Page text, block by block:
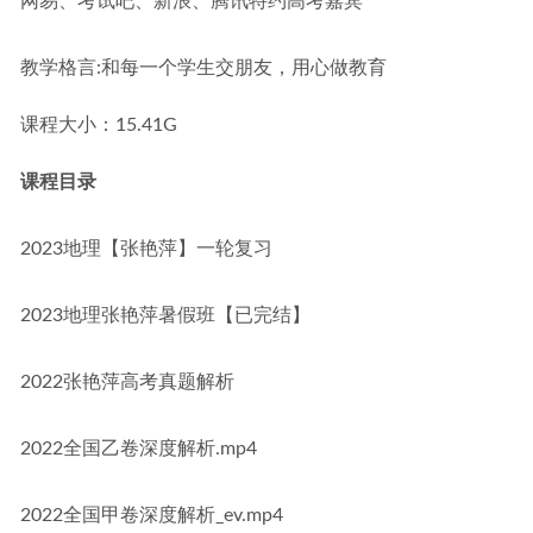
教学格言:和每一个学生交朋友，用心做教育
课程大小：15.41G
课程目录
2023地理【张艳萍】一轮复习
2023地理张艳萍暑假班【已完结】
2022张艳萍高考真题解析
2022全国乙卷深度解析.mp4
2022全国甲卷深度解析_ev.mp4